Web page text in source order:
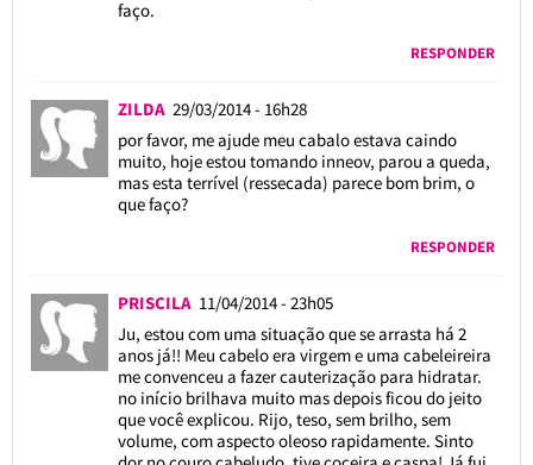
faço.
RESPONDER
ZILDA 29/03/2014 - 16h28
por favor, me ajude meu cabalo estava caindo
muito, hoje estou tomando inneov, parou a queda,
mas esta terrível (ressecada) parece bom brim, o
que faço?
RESPONDER
PRISCILA 11/04/2014 - 23h05
Ju, estou com uma situação que se arrasta há 2
anos já!! Meu cabelo era virgem e uma cabeleireira
me convenceu a fazer cauterização para hidratar.
no início brilhava muito mas depois ficou do jeito
que você explicou. Rijo, teso, sem brilho, sem
volume, com aspecto oleoso rapidamente. Sinto